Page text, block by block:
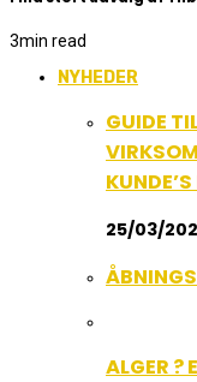
3min read
NYHEDER
GUIDE
25/03/
ALGER ?